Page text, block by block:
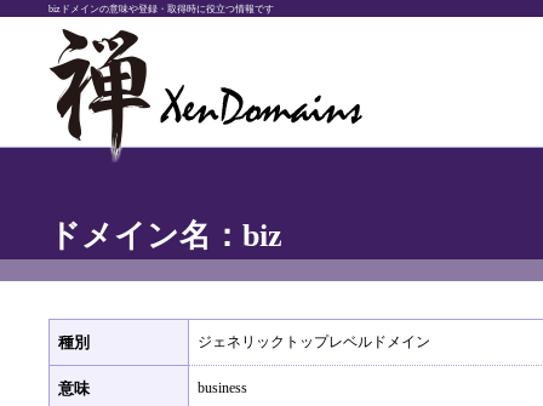
bizドメインの意味や登録・取得時に役立つ情報です
ドメイン名：biz
種別 ジェネリックトップレベルドメイン
意味 business